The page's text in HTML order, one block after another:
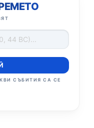
СЪБИТИЯ СА СЕ